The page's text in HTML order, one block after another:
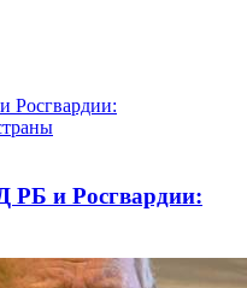
РБ и Росгвардии: